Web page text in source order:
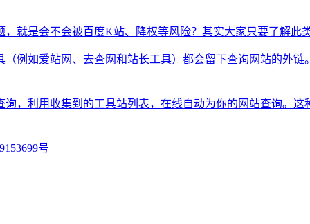
就是会不会被百度K站、降权等风险？其实大家只要了解此
例如爱站网、去查网和站长工具）都会留下查询网站的外
，利用收集到的工具站列表，在线自动为你的网站查询。
号